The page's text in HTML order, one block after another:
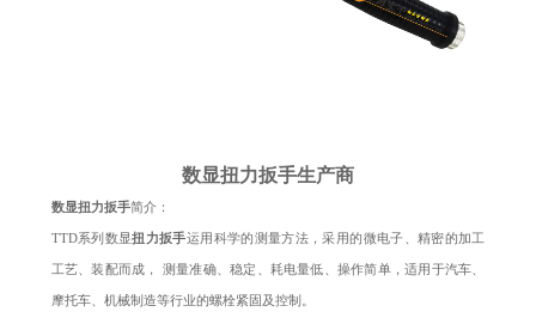
数显扭力扳手生产商
数显扭力扳手简介：
TTD系列数显扭力扳手运用科学的测量方法，采用的微电子、精密的加工
工艺、装配而成， 测量准确、稳定、耗电量低、操作简单，适用于汽车、
摩托车、机械制造等行业的螺栓紧固及控制。